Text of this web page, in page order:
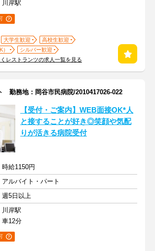
川岸駅
大学生歓迎
高校生歓迎
シルバー歓迎
レストランツの求人一覧を見る
勤務地：岡谷市民病院/2010417026-022
【受付・ご案内】WEB面接OK*人
と接することが好き◎笑顔や気配
りが活きる病院受付
時給1150円
アルバイト・パート
週5日以上
川岸駅
車12分